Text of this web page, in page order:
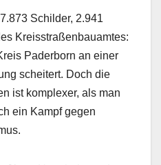
7.873 Schilder, 2.941
Kreisstraßenbauamtes:
Paderborn an einer
scheitert. Doch die
ist komplexer, als man
ein Kampf gegen